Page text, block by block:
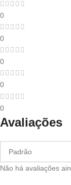
0
0
0
0
0
Avaliações
Não há avaliações